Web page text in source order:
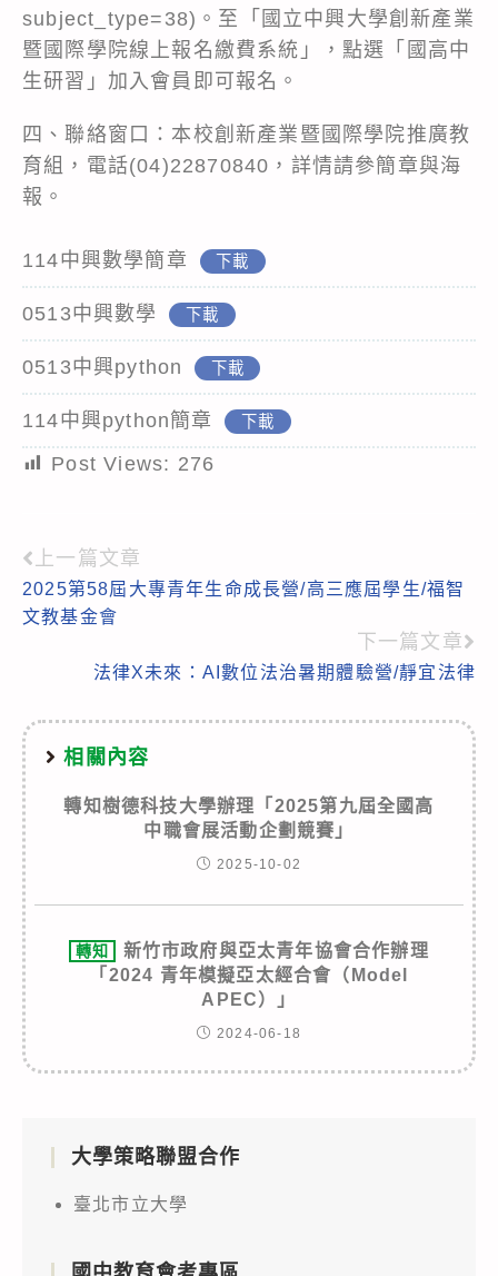
subject_type=38)。至「國立中興大學創新產業
暨國際學院線上報名繳費系統」，點選「國高中
生研習」加入會員即可報名。
四、聯絡窗口：本校創新產業暨國際學院推廣教
育組，電話(04)22870840，詳情請參簡章與海
報。
114中興數學簡章 下載
0513中興數學 下載
0513中興python 下載
114中興python簡章 下載
Post Views: 276
Read
more
上一篇文章
2025第58屆大專青年生命成長營/高三應屆學生/福智
文教基金會
下一篇文章
法律X未來：AI數位法治暑期體驗營/靜宜法律
相關內容
轉知樹德科技大學辦理「2025第九屆全國高
中職會展活動企劃競賽」
2025-10-02
轉知
新竹市政府與亞太青年協會合作辦理
「2024 青年模擬亞太經合會（Model
APEC）」
2024-06-18
大學策略聯盟合作
臺北市立大學